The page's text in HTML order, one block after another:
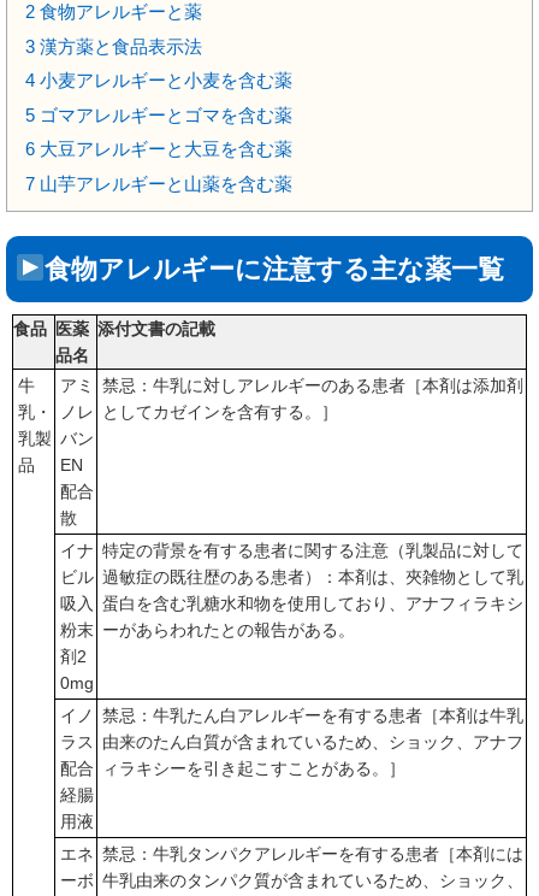
2 食物アレルギーと薬
3 漢方薬と食品表示法
4 小麦アレルギーと小麦を含む薬
5 ゴマアレルギーとゴマを含む薬
6 大豆アレルギーと大豆を含む薬
7 山芋アレルギーと山薬を含む薬
食物アレルギーに注意する主な薬一覧
食品 医薬
品名
添付文書の記載
牛
乳・
乳製
品
アミ
ノレ
バン
EN
配合
散
禁忌：牛乳に対しアレルギーのある患者［本剤は添加剤
としてカゼインを含有する。］
イナ
ビル
吸入
粉末
剤2
0mg
特定の背景を有する患者に関する注意（乳製品に対して
過敏症の既往歴のある患者）：本剤は、夾雑物として乳
蛋白を含む乳糖水和物を使用しており、アナフィラキシ
ーがあらわれたとの報告がある。
イノ
ラス
配合
経腸
用液
禁忌：牛乳たん白アレルギーを有する患者［本剤は牛乳
由来のたん白質が含まれているため、ショック、アナフ
ィラキシーを引き起こすことがある。］
エネ
ーボ
禁忌：牛乳タンパクアレルギーを有する患者［本剤には
牛乳由来のタンパク質が含まれているため、ショック、